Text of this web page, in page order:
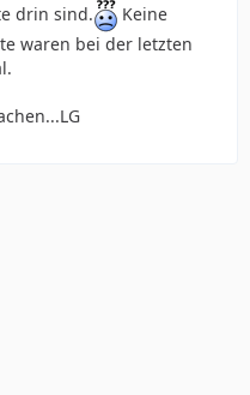
drin sind.
Keine
waren bei der letzten